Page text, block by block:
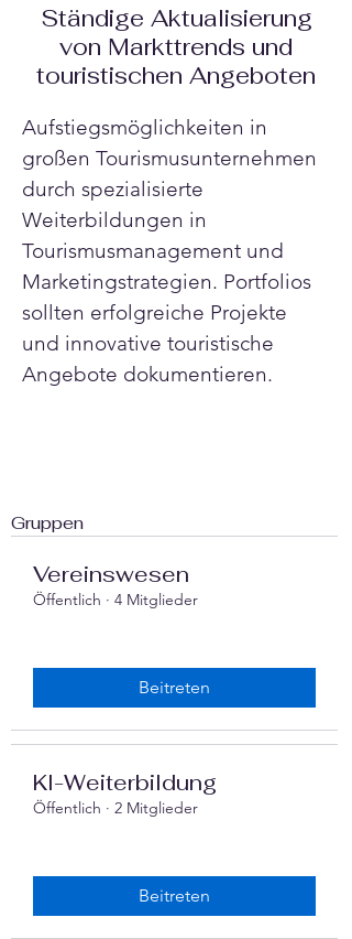
Ständige Aktualisierung
von Markttrends und
touristischen Angeboten
Aufstiegsmöglichkeiten in
großen Tourismusunternehmen
durch spezialisierte
Weiterbildungen in
Tourismusmanagement und
Marketingstrategien. Portfolios
sollten erfolgreiche Projekte
und innovative touristische
Angebote dokumentieren.
Gruppen
Vereinswesen
Öffentlich · 4 Mitglieder
Beitreten
‍KI-Weiterbildung
Öffentlich · 2 Mitglieder
Beitreten